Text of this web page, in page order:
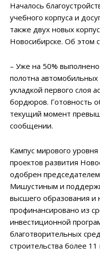
Началось
учебного корпуса и
также двух новых
Новосибирске. Об этом
– Уже на 50%
полотна автомобильных
укладкой первого слоя
бордюров. Готовность
текущий момент
сообщении.
Кампус мирового
проектов развития
одобрен
Мишустиным и
высшего образования и
профинансировано из
инвестиционной
благотворительных
строительства более